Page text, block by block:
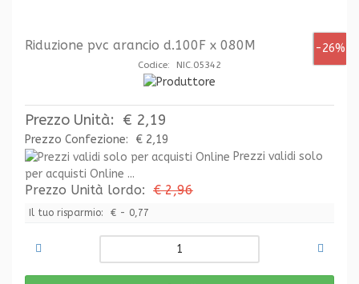
-26%
Riduzione pvc arancio d.100F x 080M
Codice: NIC.05342
Prezzo Unità: € 2,19
Prezzo Confezione:
€ 2,19
Prezzi validi solo
per acquisti Online ...
Prezzo Unità lordo: € 2,96
Il tuo risparmio: € - 0,77